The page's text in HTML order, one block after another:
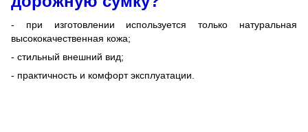
- при изготовлении используется только натуральная
высококачественная кожа;
- стильный внешний вид;
- практичность и комфорт эксплуатации.